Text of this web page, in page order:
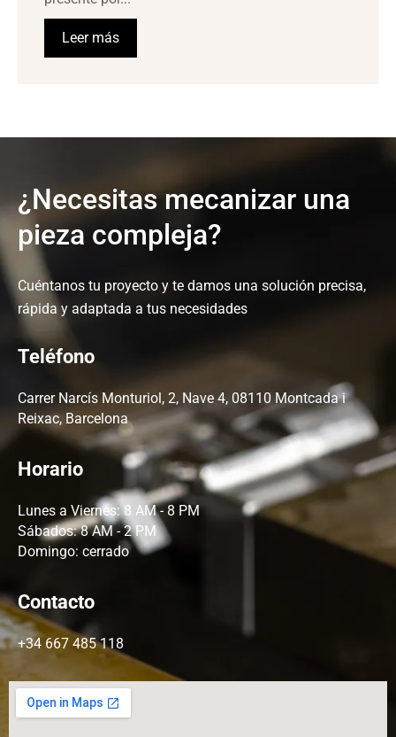
Leer más
¿Necesitas mecanizar una
pieza compleja?
Cuéntanos tu proyecto y te damos una solución precisa,
rápida y adaptada a tus necesidades
Teléfono
Carrer Narcís Monturiol, 2, Nave 4, 08110 Montcada i
Reixac, Barcelona
Horario
Lunes a Viernes: 8 AM - 8 PM
Sábados: 8 AM - 2 PM
Domingo: cerrado
Contacto
+34 667 485 118